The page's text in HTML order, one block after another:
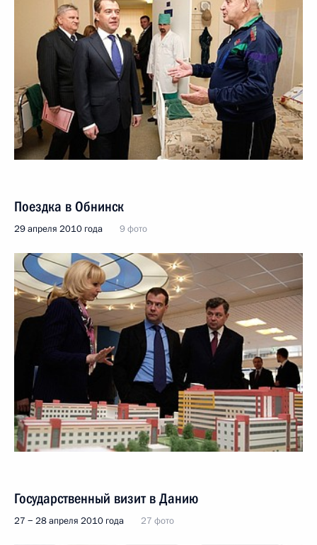
Поездка в Обнинск
29 апреля 2010 года 9 фото
Государственный визит в Данию
27 − 28 апреля 2010 года 27 фото